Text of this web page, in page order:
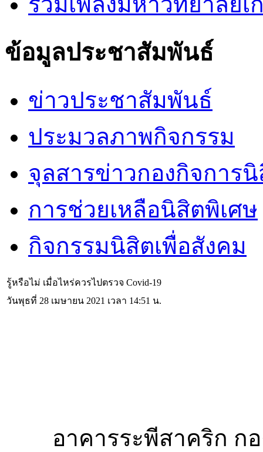
ข้อมูลประชาสัมพันธ์
ข่าวประชาสัมพันธ์
ประมวลภาพกิจกรรม
จุลสารข่าวกองกิจการ
การช่วยเหลือนิสิตพิเศษ
กิจกรรมนิสิตเพื่อสังคม
รู้หรือไม่ เมื่อไหร่ควรไปตรวจ Covid-19
วันพุธที่ 28 เมษายน 2021 เวลา 14:51 น.
อาคารระพีสาคริก ก